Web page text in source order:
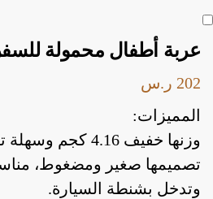
عربة أطفال محمولة
202 ر.س
المميزات:
وزنها خفيف 4.16 كجم وسهلة تشيلها لأي مكان.
تصميمها صغير ومضغوط،
وتدخل بشنطة السيارة.